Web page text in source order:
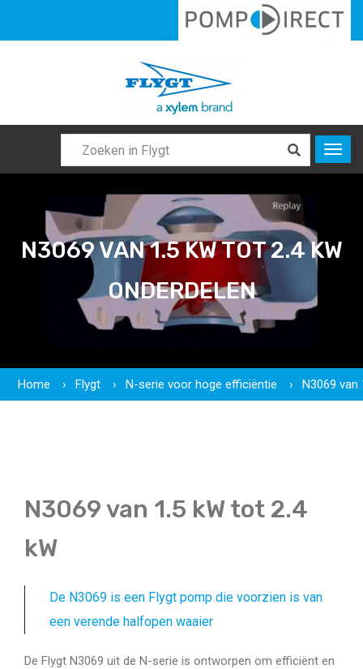
N3069 VAN 1.5 KW TOT 2.4 KW
ONDERDELEN
Home Flygt N-serie voor hoge efficiëntie N3069 van
N3069 van 1.5 kW tot 2.4
kW
De N3069 is een Flygt pomp die voorzien is van
een verende halfopen waaier
De Flygt N3069 uit de N-serie is ontworpen om efficiënt en